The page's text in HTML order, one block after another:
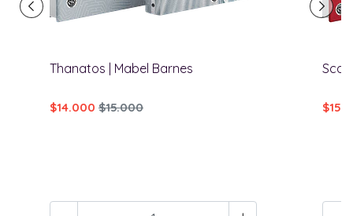
Thanatos | Mabel Barnes
$14.000 $15.000